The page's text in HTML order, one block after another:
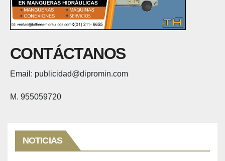
CONTÁCTANOS
Email: publicidad@dipromin.com
M. 955059720
NOTICIAS